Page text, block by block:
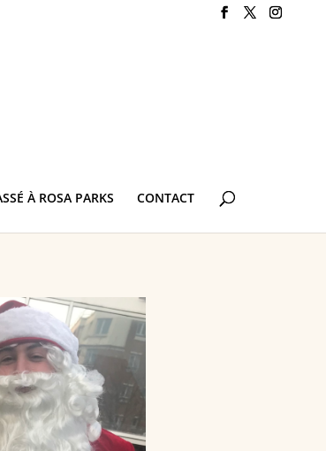
À ROSA PARKS CONTACT